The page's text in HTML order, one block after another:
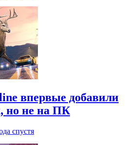
впервые добавили
но не на ПК
спустя